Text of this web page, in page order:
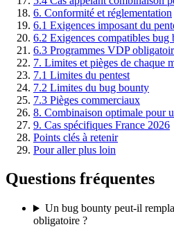
6. Conformité et réglementation
6.1 Exigences imposant du
6.2 Exigences compatibles bug
6.3 Programmes VDP
7. Limites et pièges de chaque
7.1 Limites du pentest
7.2 Limites du bug bounty
7.3 Pièges commerciaux
8. Combinaison optimale pour
9. Cas spécifiques France 2026
Points clés à retenir
Pour aller plus loin
Questions fréquentes
Un bug bounty peut-il
obligatoire ?